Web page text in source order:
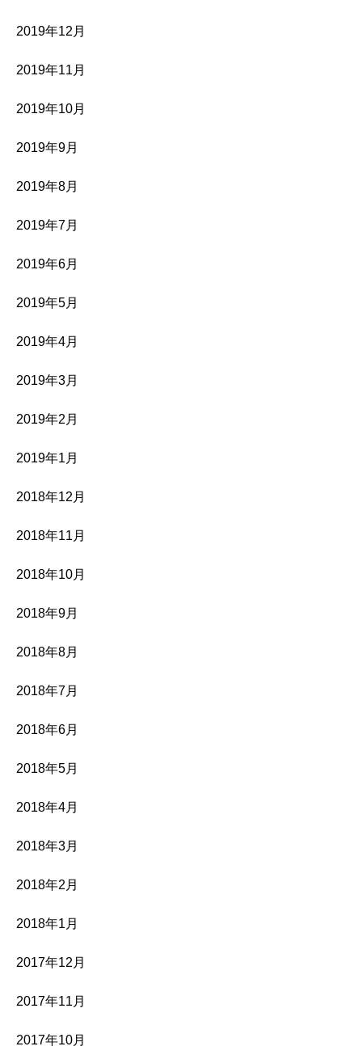
2019年12月
2019年11月
2019年10月
2019年9月
2019年8月
2019年7月
2019年6月
2019年5月
2019年4月
2019年3月
2019年2月
2019年1月
2018年12月
2018年11月
2018年10月
2018年9月
2018年8月
2018年7月
2018年6月
2018年5月
2018年4月
2018年3月
2018年2月
2018年1月
2017年12月
2017年11月
2017年10月